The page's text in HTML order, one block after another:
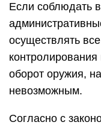
Если соблюдать
осуществлять
оборот оружия,
невозможным.
Согласно с